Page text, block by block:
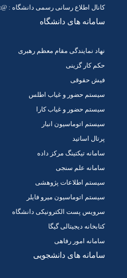
کانال اطلاع رسانی رسمی دانشگاه : @daneshgah_uut
سامانه های دانشگاه
نهاد نمایندگی مقام معظم رهبری
حکم کار گزینی
فیش حقوقی
سیستم حضور و غیاب اطلس
سیستم حضور و غیاب کارا
سیستم اتوماسیون انبار
پرتال اساتید
سامانه تیکتینگ مرکز داده
سامانه علم سنجی
سیستم اطلاعات پژوهشی
سیستم اتوماسیون میرو فایلر
سرویس پست الکترونیکی دانشگاه
کتابخانه دیجیتالی گیگا
سامانه امور رفاهی
سامانه های دانشجویی